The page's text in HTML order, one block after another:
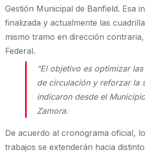
Gestión Municipal de Banfield. Esa
finalizada y actualmente las
mismo tramo en dirección
Federal.
“El objetivo es optimizar
de circulación y reforzar la
indicaron desde el
Zamora.
De acuerdo al cronograma oficial,
trabajos se extenderán hacia